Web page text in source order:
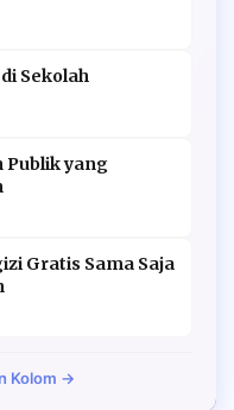
Sekolah
Publik yang
Gratis Sama Saja
Kolom →